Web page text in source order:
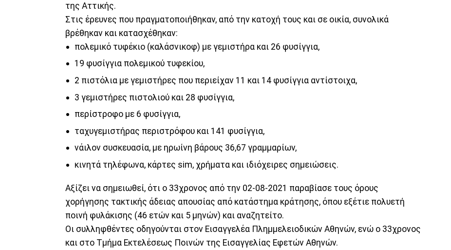
της Αττικής.
Στις έρευνες που πραγματοποιήθηκαν, από την κατοχή τους και σε οικία, συνολικά
βρέθηκαν και κατασχέθηκαν:
πολεμικό τυφέκιο (καλάσνικοφ) με γεμιστήρα και 26 φυσίγγια,
19 φυσίγγια πολεμικού τυφεκίου,
2 πιστόλια με γεμιστήρες που περιείχαν 11 και 14 φυσίγγια αντίστοιχα,
3 γεμιστήρες πιστολιού και 28 φυσίγγια,
περίστροφο με 6 φυσίγγια,
ταχυγεμιστήρας περιστρόφου και 141 φυσίγγια,
νάιλον συσκευασία, με ηρωίνη βάρους 36,67 γραμμαρίων,
κινητά τηλέφωνα, κάρτες sim, χρήματα και ιδιόχειρες σημειώσεις.
Αξίζει να σημειωθεί, ότι ο 33χρονος από την 02-08-2021 παραβίασε τους όρους
χορήγησης τακτικής άδειας απουσίας από κατάστημα κράτησης, όπου εξέτιε πολυετή
ποινή φυλάκισης (46 ετών και 5 μηνών) και αναζητείτο.
Οι συλληφθέντες οδηγούνται στον Εισαγγελέα Πλημμελειοδικών Αθηνών, ενώ ο 33χρονος
και στο Τμήμα Εκτελέσεως Ποινών της Εισαγγελίας Εφετών Αθηνών.